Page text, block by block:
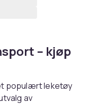
– kjøp
populært leketøy
av